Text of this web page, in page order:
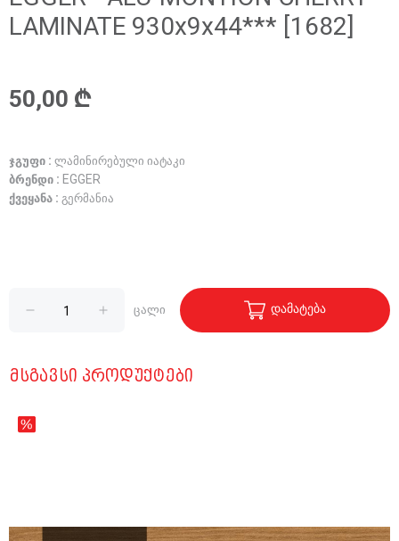
LAMINATE 930x9x44*** [1682]
50,00 ₾
ჯგუფი : ლამინირებული იატაკი
ბრენდი : EGGER
ქვეყანა : გერმანია
ცალი დამატება
ᲛᲡᲒᲐᲕᲡᲘ ᲞᲠᲝᲓᲣᲥᲢᲔᲑᲘ